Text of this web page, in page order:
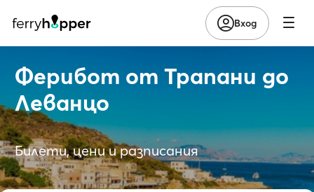
Вход
Ферибот от Трапани до
Леванцо
Билети, цени и разписания